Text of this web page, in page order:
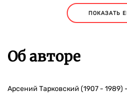
ПОКАЗАТЬ
Об авторе
Арсений Тарковский (1907 - 1989)